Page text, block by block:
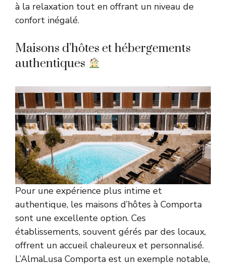
à la relaxation tout en offrant un niveau de
confort inégalé.
Maisons d’hôtes et hébergements
authentiques
Pour une expérience plus intime et
authentique, les maisons d’hôtes à Comporta
sont une excellente option. Ces
établissements, souvent gérés par des locaux,
offrent un accueil chaleureux et personnalisé.
L’AlmaLusa Comporta est un exemple notable,